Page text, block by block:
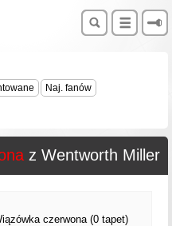
Naj. fanów
z Wentworth Miller
czerwona (0 tapet)